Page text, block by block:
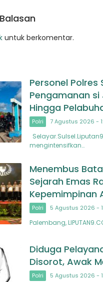
untuk berkomentar.
Personel
Pengamanan
Hingga
Polri 7 Agustus 2026 -
mengintensifkan…
Menembus
Sejarah Emas
Kepemimpinan
Polri 5 Agustus 2026 -
Palembang,
Diduga
Disorot, Awak
Polri 5 Agustus 2026 -